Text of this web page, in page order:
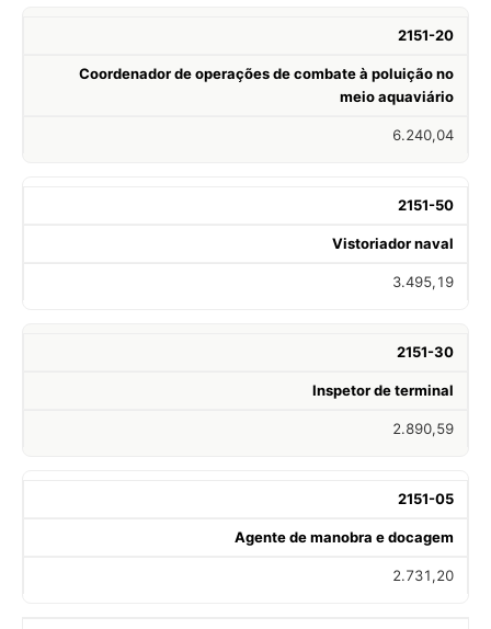
2151-20
Coordenador de operações de combate à poluição no
meio aquaviário
6.240,04
2151-50
Vistoriador naval
3.495,19
2151-30
Inspetor de terminal
2.890,59
2151-05
Agente de manobra e docagem
2.731,20